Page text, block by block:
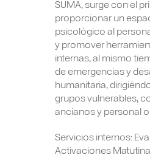
SUMA, surge con el
proporcionar un
psicológico al
y promover
internas, al mismo
de emergencias y
humanitaria,
grupos vulnerables,
ancianos y personal
Servicios internos:
Activaciones